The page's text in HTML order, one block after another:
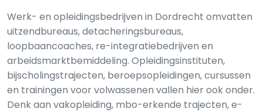
Werk- en opleidingsbedrijven in Dordrecht omvatten
uitzendbureaus, detacheringsbureaus,
loopbaancoaches, re-integratiebedrijven en
arbeidsmarktbemiddeling. Opleidingsinstituten,
bijscholingstrajecten, beroepsopleidingen, cursussen
en trainingen voor volwassenen vallen hier ook onder.
Denk aan vakopleiding, mbo-erkende trajecten, e-